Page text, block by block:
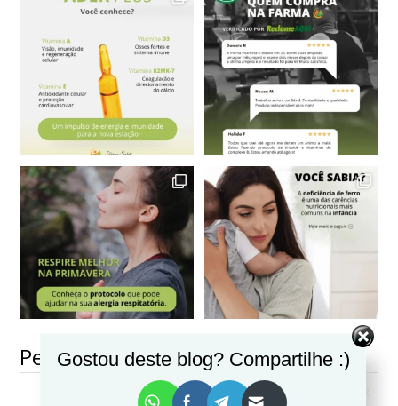
VER MAIS Seguir no Instagram
Pesquisar
PESQUISAR
Gostou deste blog? Compartilhe :)